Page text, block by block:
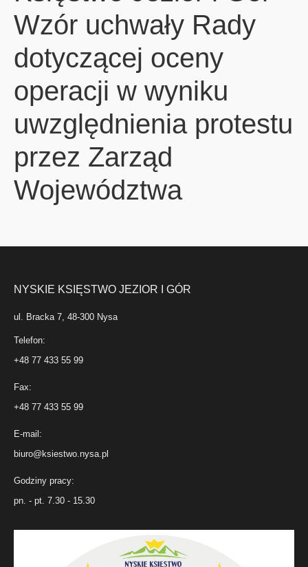
Wzór uchwały Rady
dotyczącej oceny
operacji w wyniku
uwzględnienia protestu
przez Zarząd
Województwa
NYSKIE KSIĘSTWO JEZIOR I GÓR
ul. Bracka 7, 48-300 Nysa
Telefon:
+48 77 433 55 99
Fax:
+48 77 433 55 99
E-mail:
biuro@ksiestwo.nysa.pl
Godziny pracy:
pn. - pt. 7.30 - 15.30